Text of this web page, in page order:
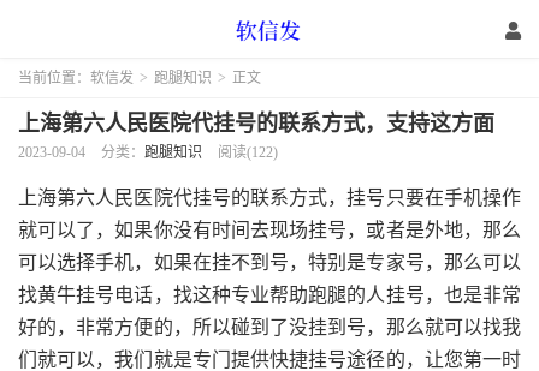
当前位置： 软信发 > 跑腿知识 > 正文
上海第六人民医院代挂号的联系方式，支持这方面
2023-09-04 分类： 跑腿知识 阅读(122)
上海第六人民医院代挂号的联系方式，挂号只要在手机操作
就可以了，如果你没有时间去现场挂号，或者是外地，那么
可以选择手机，如果在挂不到号，特别是专家号，那么可以
找黄牛挂号电话，找这种专业帮助跑腿的人挂号，也是非常
好的，非常方便的，所以碰到了没挂到号，那么就可以找我
们就可以，我们就是专门提供快捷挂号途径的，让您第一时